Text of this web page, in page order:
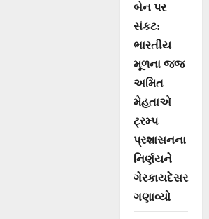
બેન પર
સંકટ:
ભારતીય
મૂળના જજ
અમિત
મેહતાએ
ટ્રમ્પ
પ્રશાસનના
નિર્ણયને
ગેરકાયદેસર
ગણાવ્યો